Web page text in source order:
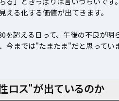
える化する価値が出てきます。
を超える日って、午後の不良が明
今までは"たまたま"だと思ってい
ロス"が出ているのか